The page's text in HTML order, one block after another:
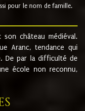
pour le nom de famille.
château médiéval.
Aranc, tendance qui
De par la difficulté de
école non reconnu,